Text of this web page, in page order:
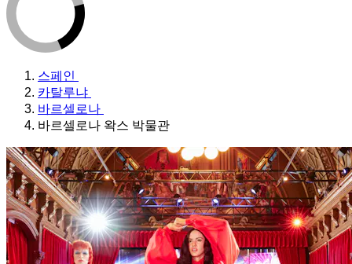
스페인
카탈루냐
바르셀로나
바르셀로나 왁스 박물관